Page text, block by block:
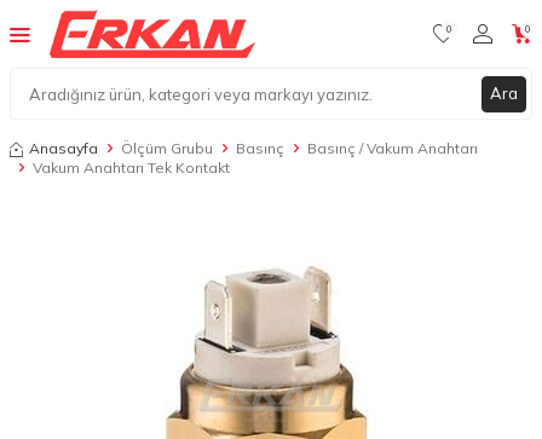
Ara
0 0
Anasayfa Ölçüm Grubu Basınç
Basınç / Vakum Anahtarı
Vakum Anahtarı Tek Kontakt